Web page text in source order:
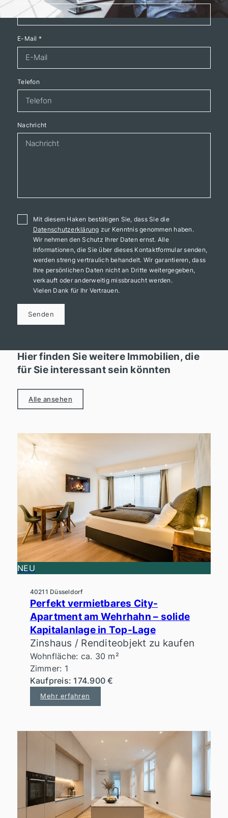
E-Mail *
Telefon
Nachricht
Mit diesem Haken bestätigen Sie, dass Sie die
Datenschutzerklärung zur Kenntnis genommen haben.
Wir nehmen den Schutz Ihrer Daten ernst. Alle
Informationen, die Sie über dieses Kontaktformular senden,
werden streng vertraulich behandelt. Wir garantieren, dass
Ihre persönlichen Daten nicht an Dritte weitergegeben,
verkauft oder anderweitig missbraucht werden.
Vielen Dank für Ihr Vertrauen.
Senden
Hier finden Sie weitere Immobilien, die
für Sie interessant sein könnten
Alle ansehen
NEU
40211 Düsseldorf
Perfekt vermietbares City-
Apartment am Wehrhahn – solide
Kapitalanlage in Top-Lage
Zinshaus / Renditeobjekt zu kaufen
Wohnfläche: ca. 30 m²
Zimmer: 1
Kaufpreis: 174.900 €
Mehr erfahren